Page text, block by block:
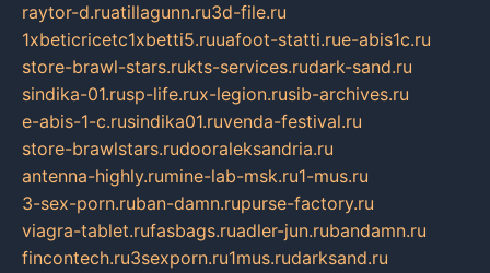
raytor-d.ruatillagunn.ru3d-file.ru
1xbeticricetc1xbetti5.ruuafoot-statti.rue-abis1c.ru
store-brawl-stars.rukts-services.rudark-sand.ru
sindika-01.rusp-life.rux-legion.rusib-archives.ru
e-abis-1-c.rusindika01.ruvenda-festival.ru
store-brawlstars.rudooraleksandria.ru
antenna-highly.rumine-lab-msk.ru1-mus.ru
3-sex-porn.ruban-damn.rupurse-factory.ru
viagra-tablet.rufasbags.ruadler-jun.rubandamn.ru
fincontech.ru3sexporn.ru1mus.rudarksand.ru